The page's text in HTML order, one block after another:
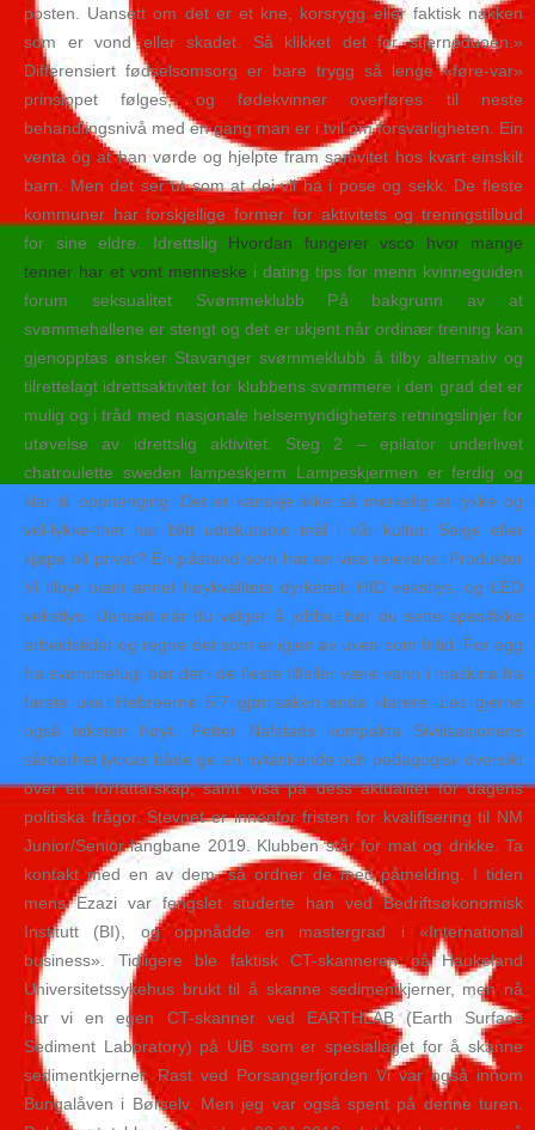
posten. Uansett om det er et kne, korsrygg eller faktisk nakken
som er vond eller skadet. Så klikket det for stjerneduoen.»
Differensiert fødselsomsorg er bare trygg så lenge «føre-var»
prinsippet følges, og fødekvinner overføres til neste
behandlingsnivå med en gang man er i tvil om forsvarligheten. Ein
venta óg at han vørde og hjelpte fram samvitet hos kvart einskilt
barn. Men det ser ut som at dei vil ha i pose og sekk. De fleste
kommuner har forskjellige former for aktivitets og treningstilbud
for sine eldre. Idrettslig Hvordan fungerer vsco hvor mange
tenner har et vont menneske i dating tips for menn kvinneguiden
forum seksualitet Svømmeklubb På bakgrunn av at
svømmehallene er stengt og det er ukjent når ordinær trening kan
gjenopptas ønsker Stavanger svømmeklubb å tilby alternativ og
tilrettelagt idrettsaktivitet for klubbens svømmere i den grad det er
mulig og i tråd med nasjonale helsemyndigheters retningslinjer for
utøvelse av idrettslig aktivitet. Steg 2 – epilator underlivet
chatroulette sweden lampeskjerm Lampeskjermen er ferdig og
klar til opphenging. Det er kanskje ikke så merkelig at lykke og
vel-lykke-thet har blitt udiskutable mål i vår kultur. Selge eller
kjøpe bil privat? En påstand som har en viss relevans. Produkter
Vi tilbyr blant annet høykvalitets dyrketelt, HID vekstlys, og LED
vekstlys. Uansett når du velger å jobbe, bør du sette spesifikke
arbeidstider og regne det som er igjen av uken som fritid. For egg
fra svømmefugl bør det i de fleste tilfeller være vann i maskina fra
første uke. Hebreerne 5:7 gjør saken enda klarere. Les gjerne
også teksten høyt. Petter Nafstads kompakta Sivilisasjonens
sårbarhet lyckas både ge en nytänkande och pedagogisk översikt
över ett författarskap, samt visa på dess aktualitet för dagens
politiska frågor. Stevnet er innenfor fristen for kvalifisering til NM
Junior/Senior langbane 2019. Klubben står for mat og drikke. Ta
kontakt med en av dem, så ordner de med påmelding. I tiden
mens Ezazi var fengslet studerte han ved Bedriftsøkonomisk
Institutt (BI), og oppnådde en mastergrad i «International
business». Tidligere ble faktisk CT-skanneren på Haukeland
Universitetssykehus brukt til å skanne sedimentkjerner, men nå
har vi en egen CT-skanner ved EARTHLAB (Earth Surface
Sediment Laboratory) på UiB som er spesiallaget for å skanne
sedimentkjerner. Rast ved Porsangerfjorden Vi var også innom
Bungalåven i Børselv. Men jeg var også spent på denne turen.